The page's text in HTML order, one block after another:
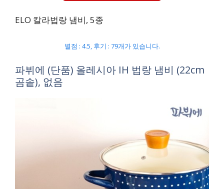
ELO 칼라법랑 냄비, 5종
별점 : 4.5, 후기 : 79개가 있습니다.
파뷔에 (단품) 올레시아 IH 법랑 냄비 (22cm
곰솥), 없음